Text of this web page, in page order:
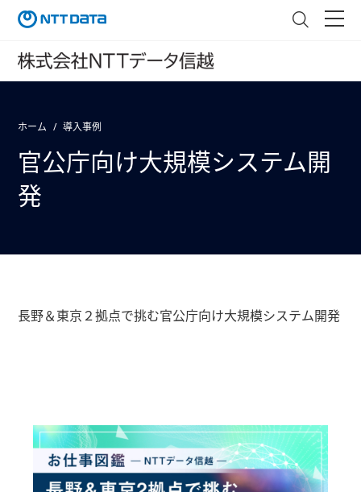
ホーム 導入事例
官公庁向け大規模システム開
発
長野＆東京２拠点で挑む官公庁向け大規模システム開発